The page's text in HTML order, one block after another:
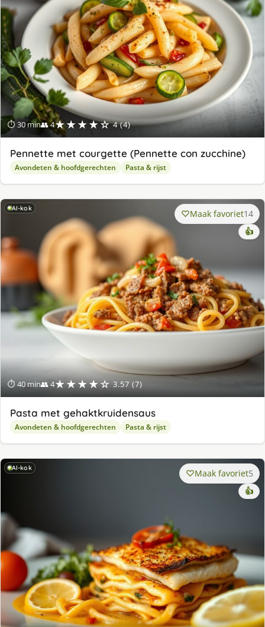
⏱ 30 min👥 4★★★★☆ 4 (4)
Pennette met courgette (Pennette con zucchine)
Avondeten & hoofdgerechten Pasta & rijst
AI-kok
⏱ 40 min👥 4★★★★☆ 3.57 (7)
Maak favoriet14
👍
Pasta met gehaktkruidensaus
Avondeten & hoofdgerechten Pasta & rijst
AI-kok Maak favoriet5
👍